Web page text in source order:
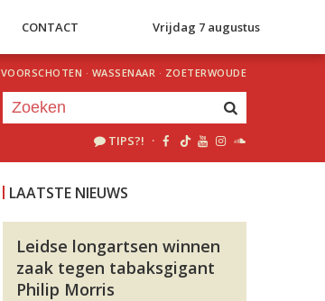
CONTACT Vrijdag 7 augustus
VOORSCHOTEN · WASSENAAR · ZOETERWOUDE
TIPS?! ·
LAATSTE NIEUWS
Leidse longartsen winnen
zaak tegen tabaksgigant
Philip Morris